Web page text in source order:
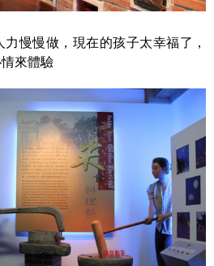
慢慢做，現在的孩子太幸福了，
來體驗